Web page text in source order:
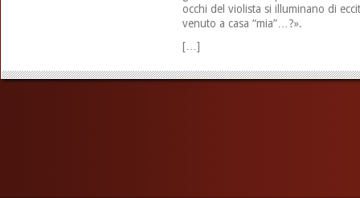
occhi del violista si illuminano di
venuto a casa “mia”…?».
[…]